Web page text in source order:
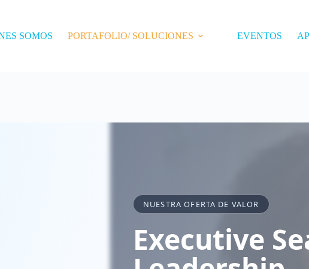
SOMOS PORTAFOLIO/ SOLUCIONES EVENTOS
NUESTRA OFERTA DE VALOR
Executive